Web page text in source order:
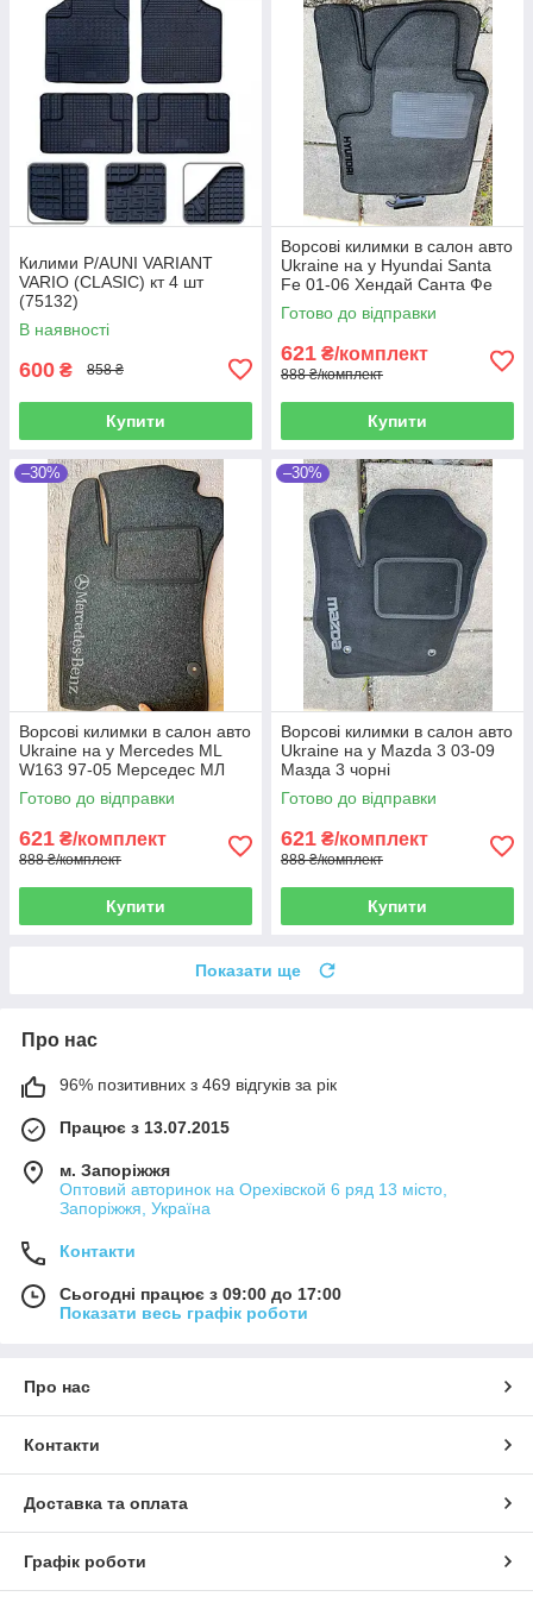
Килими P/AUNI VARIANT
VARIO (CLASIC) кт 4 шт
(75132)
В наявності
600 ₴ 858 ₴
Купити
Ворсові килимки в салон авто
Ukraine на у Hyundai Santa
Fe 01-06 Хендай Санта Фе
сірі
Готово до відправки
621 ₴/комплект
888 ₴/комплект
Купити
–30%
Ворсові килимки в салон авто
Ukraine на у Mercedes ML
W163 97-05 Мерседес МЛ
чорні
Готово до відправки
621 ₴/комплект
888 ₴/комплект
Купити
–30%
Ворсові килимки в салон авто
Ukraine на у Mazda 3 03-09
Мазда 3 чорні
Готово до відправки
621 ₴/комплект
888 ₴/комплект
Купити
Показати ще
Про нас
96% позитивних з 469 відгуків за рік
Працює з 13.07.2015
м. Запоріжжя
Оптовий авторинок на Орехівской 6 ряд 13 місто,
Запоріжжя, Україна
Контакти
Сьогодні працює з 09:00 до 17:00
Показати весь графік роботи
Про нас
Контакти
Доставка та оплата
Графік роботи